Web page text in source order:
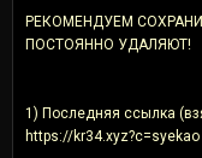
РЕКОМЕНДУЕМ
ПОСТОЯННО УДАЛЯЮТ!
1) Последняя ссылка
https://kr34.xyz?c=syekao